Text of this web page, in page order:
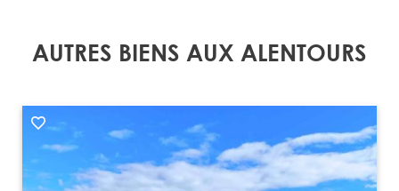
AUTRES BIENS AUX ALENTOURS